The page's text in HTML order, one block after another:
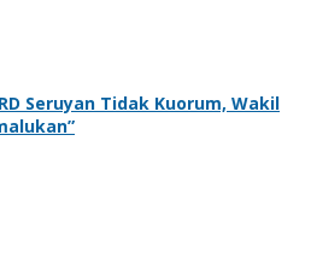
Seruyan Tidak Kuorum, Wakil